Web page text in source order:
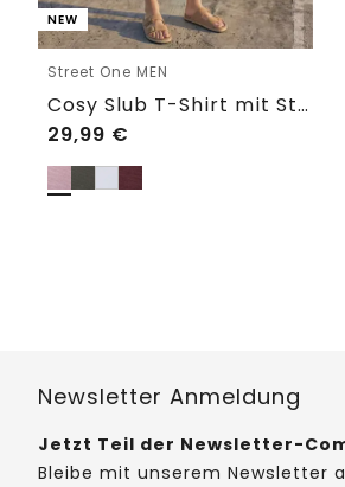
NEW
Street One MEN
Cosy Slub T-Shirt mit Struktur
29,99 €
Newsletter Anmeldung
Jetzt Teil der Newsletter-
Bleibe mit unserem Newsletter